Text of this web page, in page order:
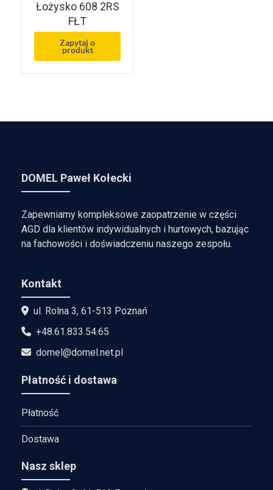
Łożysko 608 2RS
FŁT
Zapytaj o
produkt
DOMEL Paweł Kołecki
Zapewniamy kompleksowe zaopatrzenie w części
AGD dla klientów indywidualnych i hurtowych, bazując
na fachowości i doświadczeniu naszego zespołu.
Kontakt
ul. Rolna 3, 61-513 Poznań
+48.61.833.54.65
domel@domel.net.pl
Płatność i dostawa
Płatność
Dostawa
Nasz sklep